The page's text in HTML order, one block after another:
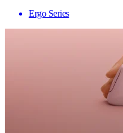
Ergo Series